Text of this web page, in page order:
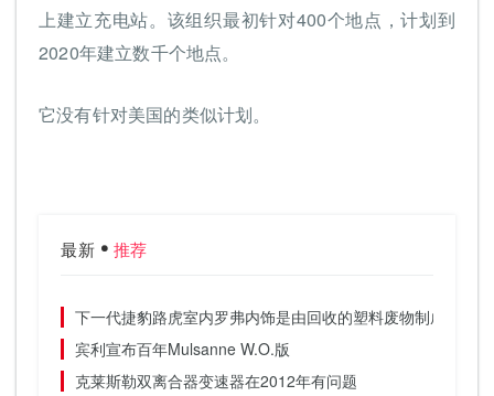
上建立充电站。该组织最初针对400个地点，计划到
2020年建立数千个地点。
它没有针对美国的类似计划。
最新 推荐
下一代捷豹路虎室内罗弗内饰是由回收的塑料废物制成的
宾利宣布百年Mulsanne W.O.版
克莱斯勒双离合器变速器在2012年有问题